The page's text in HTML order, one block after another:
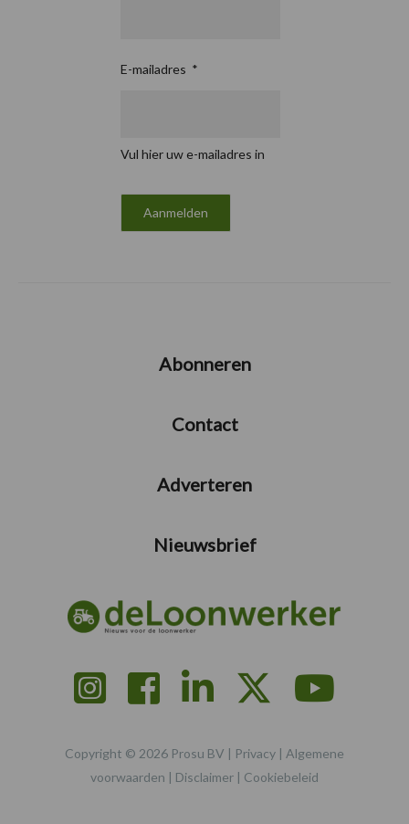
E-mailadres *
Vul hier uw e-mailadres in
Abonneren
Contact
Adverteren
Nieuwsbrief
Copyright © 2026 Prosu BV | Privacy | Algemene
voorwaarden | Disclaimer | Cookiebeleid